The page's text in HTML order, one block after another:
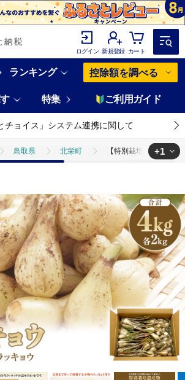
ログイン 新規登録 カート
ランキング 控除額を調べる
特集 ご利用ガイド
チョイス」システム連携に関して
鳥取県 北栄町 【特別栽培】生ラッ
+1